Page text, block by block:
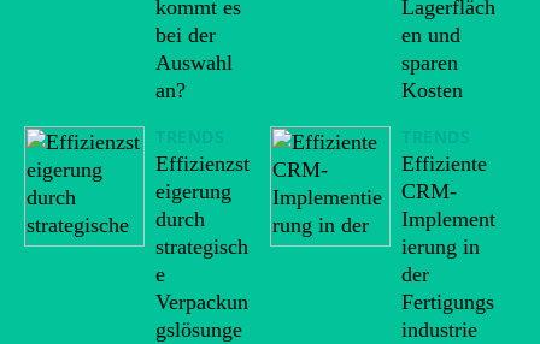
kommt es
bei der
Auswahl
an?
TRENDS
Effizienzst
eigerung
durch
strategisch
e
Verpackun
gslösunge
Lagerfläch
en und
sparen
Kosten
TRENDS
Effiziente
CRM-
Implement
ierung in
der
Fertigungs
industrie